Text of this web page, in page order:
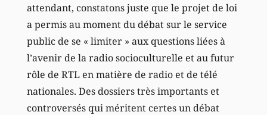
attendant, constatons juste que le projet de loi
a permis au moment du débat sur le service
public de se « limiter » aux questions liées à
l’avenir de la radio socioculturelle et au futur
rôle de RTL en matière de radio et de télé
nationales. Des dossiers très importants et
controversés qui méritent certes un débat